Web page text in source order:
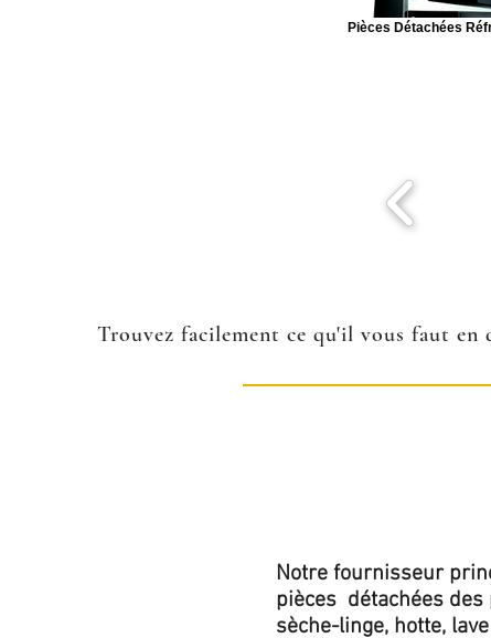
Pièces Détachées
Trouvez facilement ce qu'il vous faut en
Notre fournisseur
pièces détachées
sèche-linge, hotte,